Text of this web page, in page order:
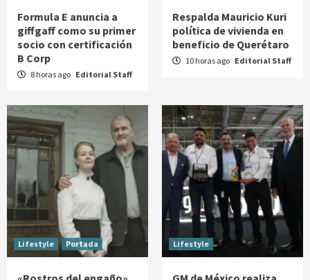
Formula E anuncia a
giffgaff como su primer
socio con certificación
B Corp
8 horas ago Editorial Staff
Respalda Mauricio Kuri
política de vivienda en
beneficio de Querétaro
10 horas ago Editorial Staff
Lifestyle Portada Lifestyle